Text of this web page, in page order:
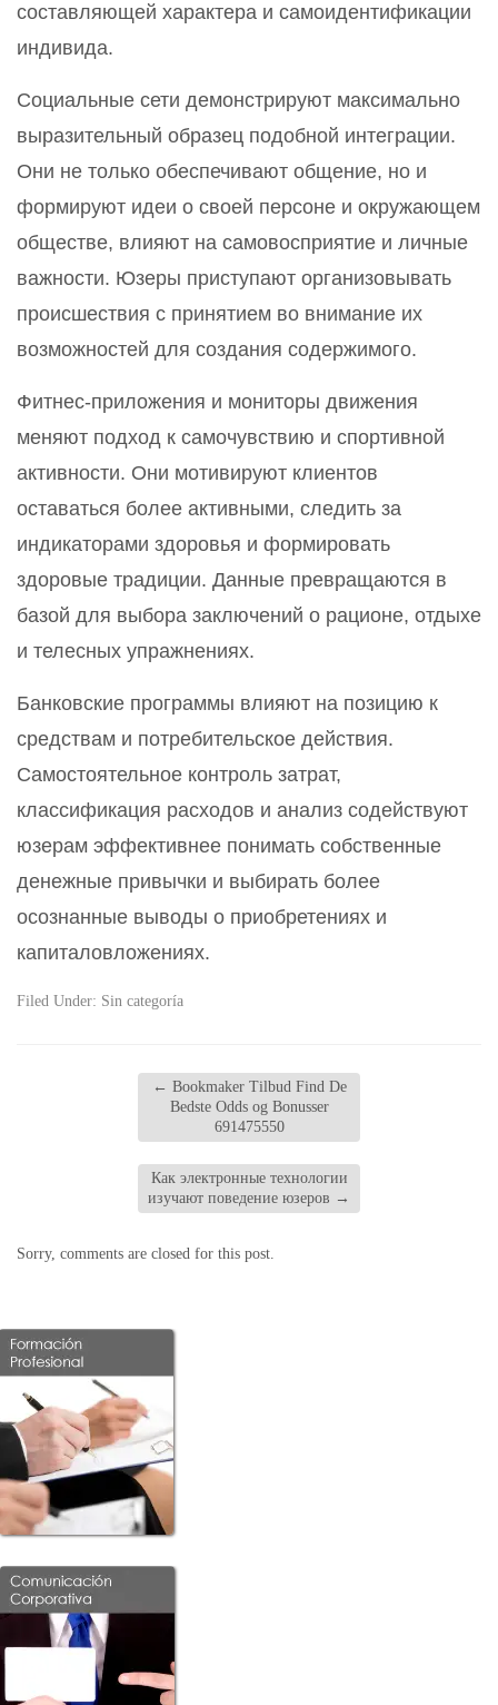
составляющей характера и самоидентификации
индивида.
Социальные сети демонстрируют максимально
выразительный образец подобной интеграции.
Они не только обеспечивают общение, но и
формируют идеи о своей персоне и окружающем
обществе, влияют на самовосприятие и личные
важности. Юзеры приступают организовывать
происшествия с принятием во внимание их
возможностей для создания содержимого.
Фитнес-приложения и мониторы движения
меняют подход к самочувствию и спортивной
активности. Они мотивируют клиентов
оставаться более активными, следить за
индикаторами здоровья и формировать
здоровые традиции. Данные превращаются в
базой для выбора заключений о рационе, отдыхе
и телесных упражнениях.
Банковские программы влияют на позицию к
средствам и потребительское действия.
Самостоятельное контроль затрат,
классификация расходов и анализ содействуют
юзерам эффективнее понимать собственные
денежные привычки и выбирать более
осознанные выводы о приобретениях и
капиталовложениях.
Filed Under: Sin categoría
← Bookmaker Tilbud Find De
Bedste Odds og Bonusser
691475550
Как электронные технологии
изучают поведение юзеров →
Sorry, comments are closed for this post.